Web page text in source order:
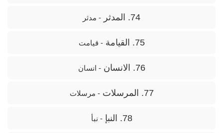
74. المدثر - مدثر
75. القيامة - قیامت
76. الانسان - انسان
77. المرسلات - مرسلات
78. النبإ - نبأ